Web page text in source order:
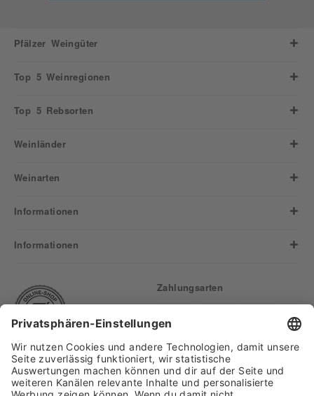
Pfälzer Weingüter
Top 5 Weinregionen
Top 5 Rebsorten
Weinländer
Weinarten
Informationen
Informationen
Zahlungsarten
Finden Sie uns auf: